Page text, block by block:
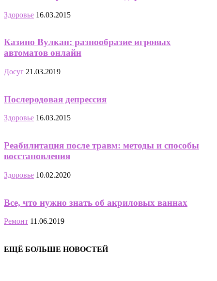
Здоровье 16.03.2015
Казино Вулкан: разнообразие игровых
автоматов онлайн
Досуг 21.03.2019
Послеродовая депрессия
Здоровье 16.03.2015
Реабилитация после травм: методы и способы
восстановления
Здоровье 10.02.2020
Все, что нужно знать об акриловых ваннах
Ремонт 11.06.2019
ЕЩЁ БОЛЬШЕ НОВОСТЕЙ